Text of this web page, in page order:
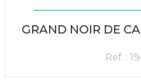
GRAND NOIR DE
Ref. :